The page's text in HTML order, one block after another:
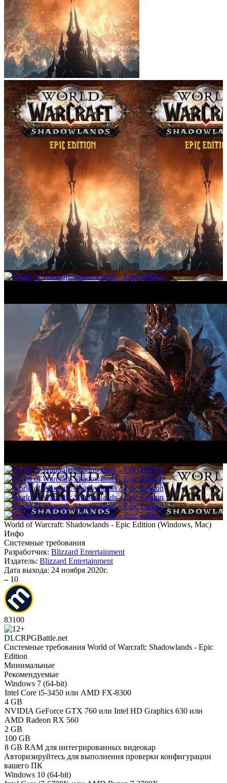
World of Warcraft: Shadowlands - Epic Edition (Windows, Mac)
Инфо
Системные требования
Разработчик: Blizzard Entertainment
Издатель: Blizzard Entertainment
Дата выхода: 24 ноября 2020г.
– 10
83100
DLCRPGBattle.net
Системные требования World of Warcraft: Shadowlands - Epic
Edition
Минимальные
Рекомендуемые
Windows 7 (64-bit)
Intel Core i5-3450 или AMD FX-8300
4 GB
NVIDIA GeForce GTX 760 или Intel HD Graphics 630 или
AMD Radeon RX 560
2 GB
100 GB
8 GB RAM для интегрированных видеокар
Авторизируйтесь для выполнения проверки конфигурации
вашего ПК
Windows 10 (64-bit)